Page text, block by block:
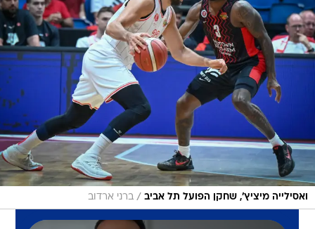
ואסילייה מיציץ', שחקן הפועל תל אביב / ברני ארדוב